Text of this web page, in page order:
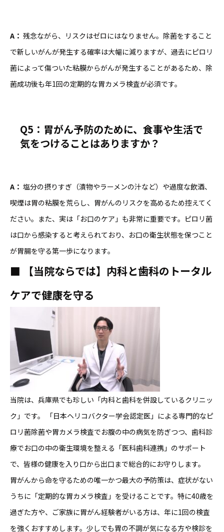
A ： 残念ながら、リスクはゼロにはなりません。除菌をすること
で新しいがんが発生する確率は大幅に減りますが、過去にピロリ
菌によって傷ついた粘膜からがんが発生することがあるため、除
菌成功後も年1回の定期的な胃カメラ検査が必須です。
Q5 ：胃がん予防のために、食事や生活で
気をつけることはありますか？
A ： 塩分の摂りすぎ（漬物やラーメンの汁など）や過度な飲酒、
喫煙は胃の粘膜を荒らし、胃がんのリスクを高めるため控えてく
ださい。また、実は「お口のケア」も非常に重要です。ピロリ菌
は口から感染すると考えられており、お口の衛生状態を保つこと
が胃腸を守る第一歩になります。
■
【当院ならでは】内科と歯科のトータル
ケアで健康を守る
当院は、兵庫県でも珍しい「内科と歯科を併設しているクリニッ
ク」です。 「日本ヘリコバクター学会認定医」による専門的なピ
ロリ菌除菌や胃カメラ検査でお腹の中の病気を防ぎつつ、歯科診
療でお口の中の衛生環境を整える「医科歯科連携」のサポート
で、皆様の健康を入り口から出口まで総合的にお守りします。
胃がんから命を守るための唯一かつ最大の予防策は、症状がない
うちに「定期的な胃カメラ検査」を受けることです。特に40歳を
過ぎた方や、ご家族に胃がん経験者がいる方は、年に1回の検査
を強くおすすめします。少しでも胃の不調が気になる方や検診を